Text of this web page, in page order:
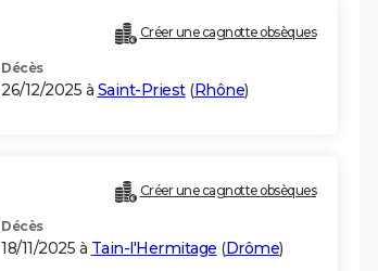
Créer une cagnotte obsèques
Décès
26/12/2025 à Saint-Priest(Rhône)
Créer une cagnotte obsèques
Décès
18/11/2025 à Tain-l'Hermitage (Drôme)